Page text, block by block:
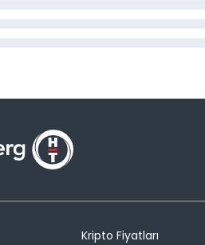
Kripto Fiyatları